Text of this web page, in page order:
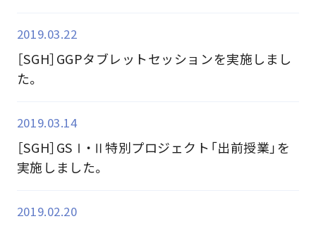
2019.03.22
［SGH］GGPタブレットセッションを実施しまし
た。
2019.03.14
［SGH］GSⅠ・Ⅱ特別プロジェクト「出前授業」を
実施しました。
2019.02.20